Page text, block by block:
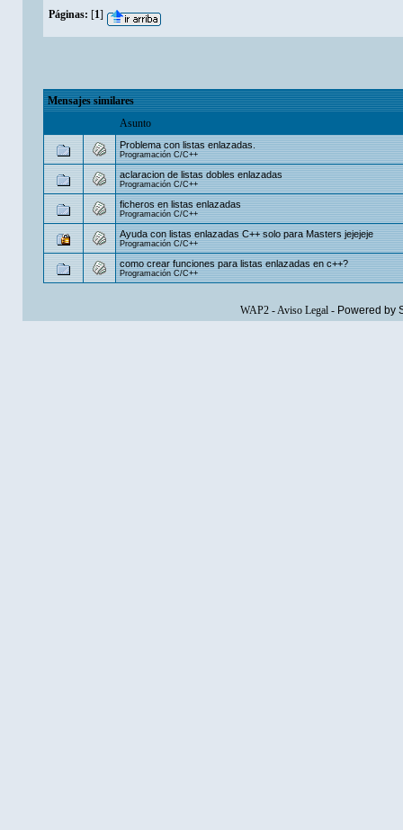
Páginas: [1]
Mensajes similares
Asunto
Problema con listas enlazadas.
Programación C/C++
aclaracion de listas dobles enlazadas
Programación C/C++
ficheros en listas enlazadas
Programación C/C++
Ayuda con listas enlazadas C++ solo para Masters jejejeje
Programación C/C++
como crear funciones para listas enlazadas en c++?
Programación C/C++
WAP2-Aviso Legal- Powered by